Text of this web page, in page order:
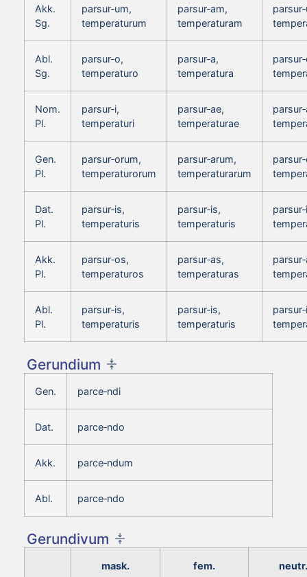
Akk.
Sg.
parsur‑um,
temperaturum
parsur‑am,
temperaturam
Abl.
Sg.
parsur‑o,
temperaturo
parsur‑a,
temperatura
Nom.
Pl.
parsur‑i,
temperaturi
parsur‑ae,
temperaturae
Gen.
Pl.
parsur‑orum,
temperaturorum
parsur‑arum,
temperaturarum
Dat.
Pl.
parsur‑is,
temperaturis
parsur‑is,
temperaturis
Akk.
Pl.
parsur‑os,
temperaturos
parsur‑as,
temperaturas
Abl.
Pl.
parsur‑is,
temperaturis
parsur‑is,
temperaturis
Gerundium
Gen. parce‑ndi
Dat. parce‑ndo
Akk. parce‑ndum
Abl. parce‑ndo
Gerundivum
mask. fem. neutr.